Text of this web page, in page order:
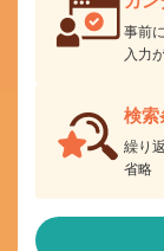
事前
入力
検索
繰り
省略